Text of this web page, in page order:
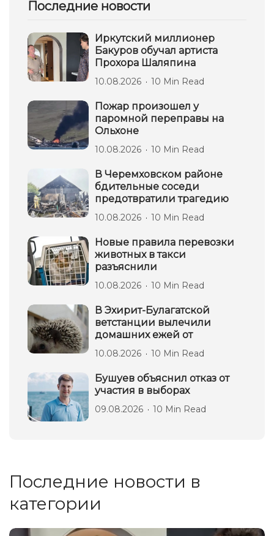
Последние новости
Иркутский миллионер
Бакуров обучал артиста
Прохора Шаляпина
10.08.2026 10 Min Read
Пожар произошел у
паромной переправы на
Ольхоне
10.08.2026 10 Min Read
В Черемховском районе
бдительные соседи
предотвратили трагедию
10.08.2026 10 Min Read
Новые правила перевозки
животных в такси
разъяснили
10.08.2026 10 Min Read
В Эхирит-Булагатской
ветстанции вылечили
домашних ежей от
10.08.2026 10 Min Read
Бушуев объяснил отказ от
участия в выборах
09.08.2026 10 Min Read
Последние новости в
категории